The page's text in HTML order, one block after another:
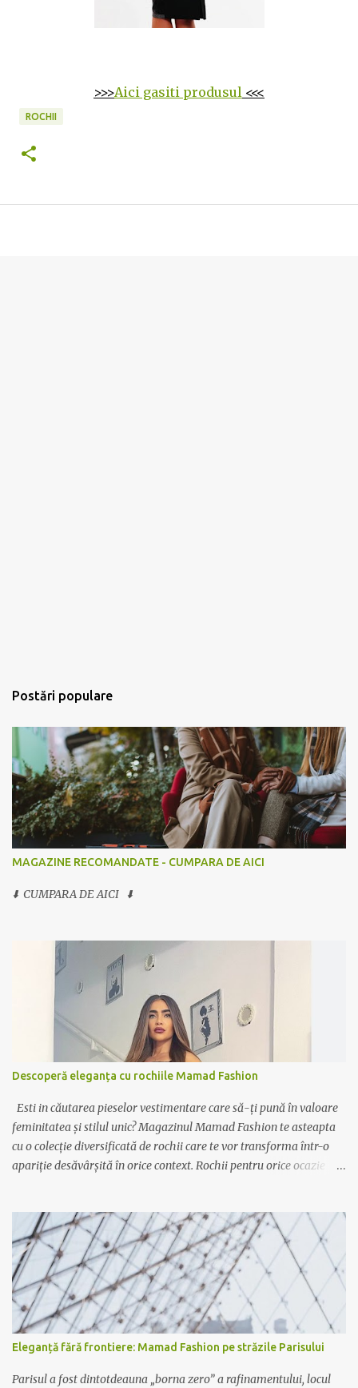
>>>Aici gasiti produsul <<<
ROCHII
Postări populare
MAGAZINE RECOMANDATE - CUMPARA DE AICI
⬇️ CUMPARA DE AICI ⬇️
Descoperă eleganța cu rochiile Mamad Fashion
Esti in căutarea pieselor vestimentare care să-ți pună în valoare
feminitatea și stilul unic? Magazinul Mamad Fashion te asteapta
cu o colecție diversificată de rochii care te vor transforma într-o
apariție desăvârșită în orice context. Rochii pentru orice ocazie
Fashion are soluția potrivită pentru tine. De la rochiile lungi,
vaporoase și elegante, perfecte pentru evenimente formale, la
rochiile scurte și lejere, ideale pentru plimbările în oraș sau ieșirile
cu prietenii, colecția noastră acoperă toate gusturile și preferințele.
Calitate și rafinament Fiecare rochie Mamad Fashion este creată
cu atenție la detalii, folosind materiale de calitate superioară ce
oferă confort și durabilitate. Designul sofisticat și croiala
impecabilă fac din fiecare piesă un element distinctiv al garderobei
tale. Exprimă-ți personalitatea Lasă-te inspirată de culori
Eleganță fără frontiere: Mamad Fashion pe străzile Parisului
Parisul a fost dintotdeauna „borna zero” a rafinamentului, locul